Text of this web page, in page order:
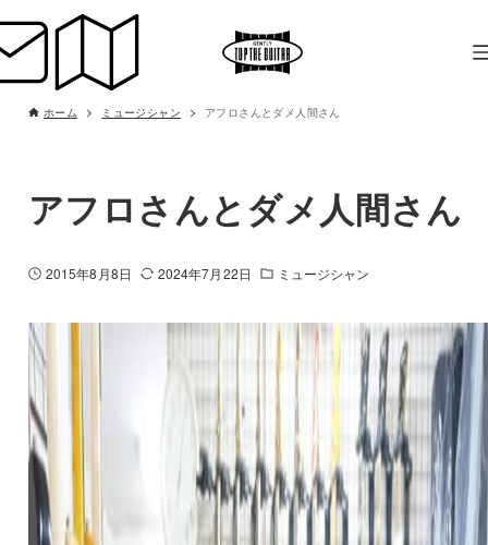
ホーム ミュージシャン アフロさんとダメ人間さん
アフロさんとダメ人間さん
2015年8月8日 2024年7月22日 ミュージシャン